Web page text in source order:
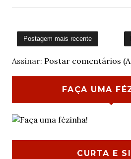
Postagem mais recente
Assinar: Postar comentários
FAÇA UMA
CURTA E